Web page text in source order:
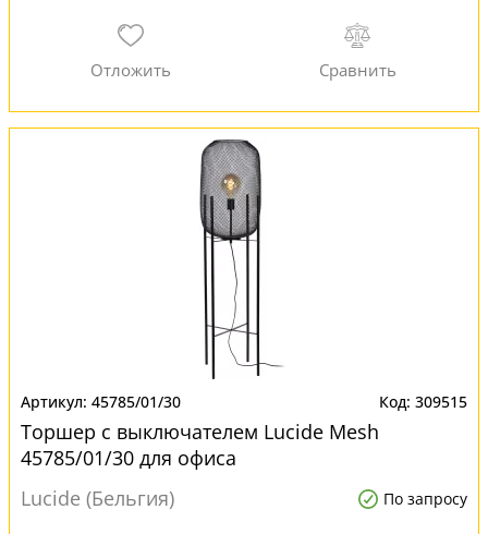
45785/01/30 309515
Торшер с выключателем Lucide Mesh
45785/01/30 для офиса
Lucide (Бельгия)
По запросу